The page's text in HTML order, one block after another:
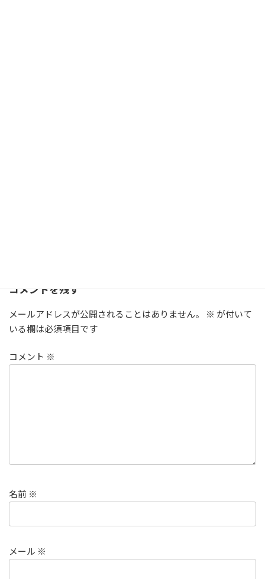
コメントを残す
メールアドレスが公開されることはありません。 ※ が付いて
いる欄は必須項目です
コメント ※
名前 ※
メール ※